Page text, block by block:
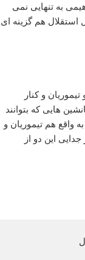
به تنهایی نمی
استقلال هم گزینه ای
و کنار
هایی که بتوانند
واقع هم تیموریان و
این دو از